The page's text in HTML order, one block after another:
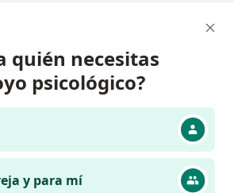
quién necesitas
psicológico?
y para mí